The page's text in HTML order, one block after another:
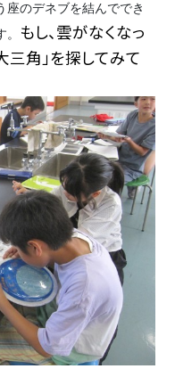
座のデネブを結んででき
もし、雲がなくなっ
三角」を探してみて